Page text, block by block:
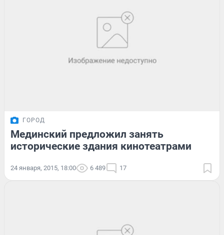
ГОРОД
Мединский предложил занять
исторические здания кинотеатрами
24 января, 2015, 18:00 6 489 17